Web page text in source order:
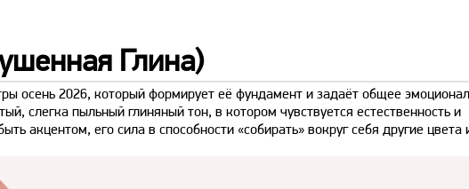
Глина)
осень 2026, который формирует её фундамент и задаёт общее
слегка пыльный глиняный тон, в котором чувствуется естественность и
акцентом, его сила в способности «собирать» вокруг себя другие цвета